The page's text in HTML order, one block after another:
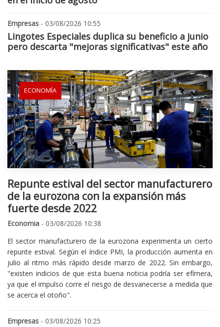
Empresas - 03/08/2026 10:55
Lingotes Especiales duplica su beneficio a junio
pero descarta "mejoras significativas" este año
ECONOMÍA
Repunte estival del sector manufacturero
de la eurozona con la expansión más
fuerte desde 2022
Economia - 03/08/2026 10:38
El sector manufacturero de la eurozona experimenta un cierto
repunte estival. Según el índice PMI, la producción aumenta en
julio al ritmo más rápido desde marzo de 2022. Sin embargo,
"existen indicios de que esta buena noticia podría ser efímera,
ya que el impulso corre el riesgo de desvanecerse a medida que
se acerca el otoño".
Empresas - 03/08/2026 10:25